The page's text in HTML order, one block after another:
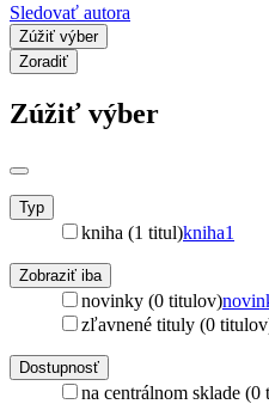
Sledovať autora
Zúžiť výber
Zoradiť
Zúžiť výber
Typ
kniha (1 titul)kniha1
Zobraziť iba
novinky (0 titulov)
zľavnené tituly (0
Dostupnosť
na centrálnom sklade (0